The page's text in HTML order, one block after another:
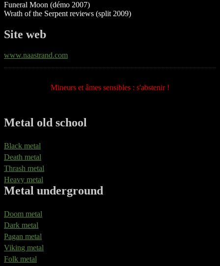
Funeral Moon (démo 2007)
Wrath of the Serpent reviews (split 2009)
Site web
www.naastrand.com
Mineurs et âmes sensibles : s'abstenir !
Metal old school
Black metal
Death metal
Thrash metal
Heavy metal
Metal underground
Doom metal
Dark metal
Pagan metal
Viking metal
Folk metal